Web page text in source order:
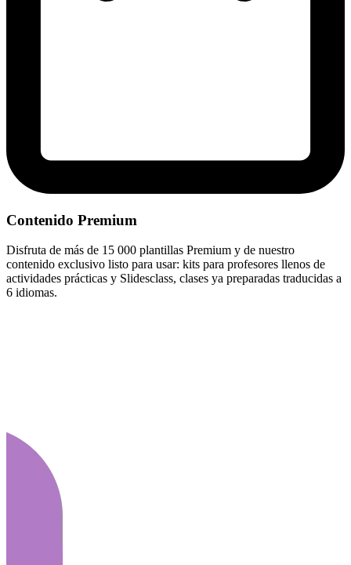
Contenido Premium
Disfruta de más de 15 000 plantillas Premium y de nuestro
contenido exclusivo listo para usar: kits para profesores llenos de
actividades prácticas y Slidesclass, clases ya preparadas traducidas a
6 idiomas.